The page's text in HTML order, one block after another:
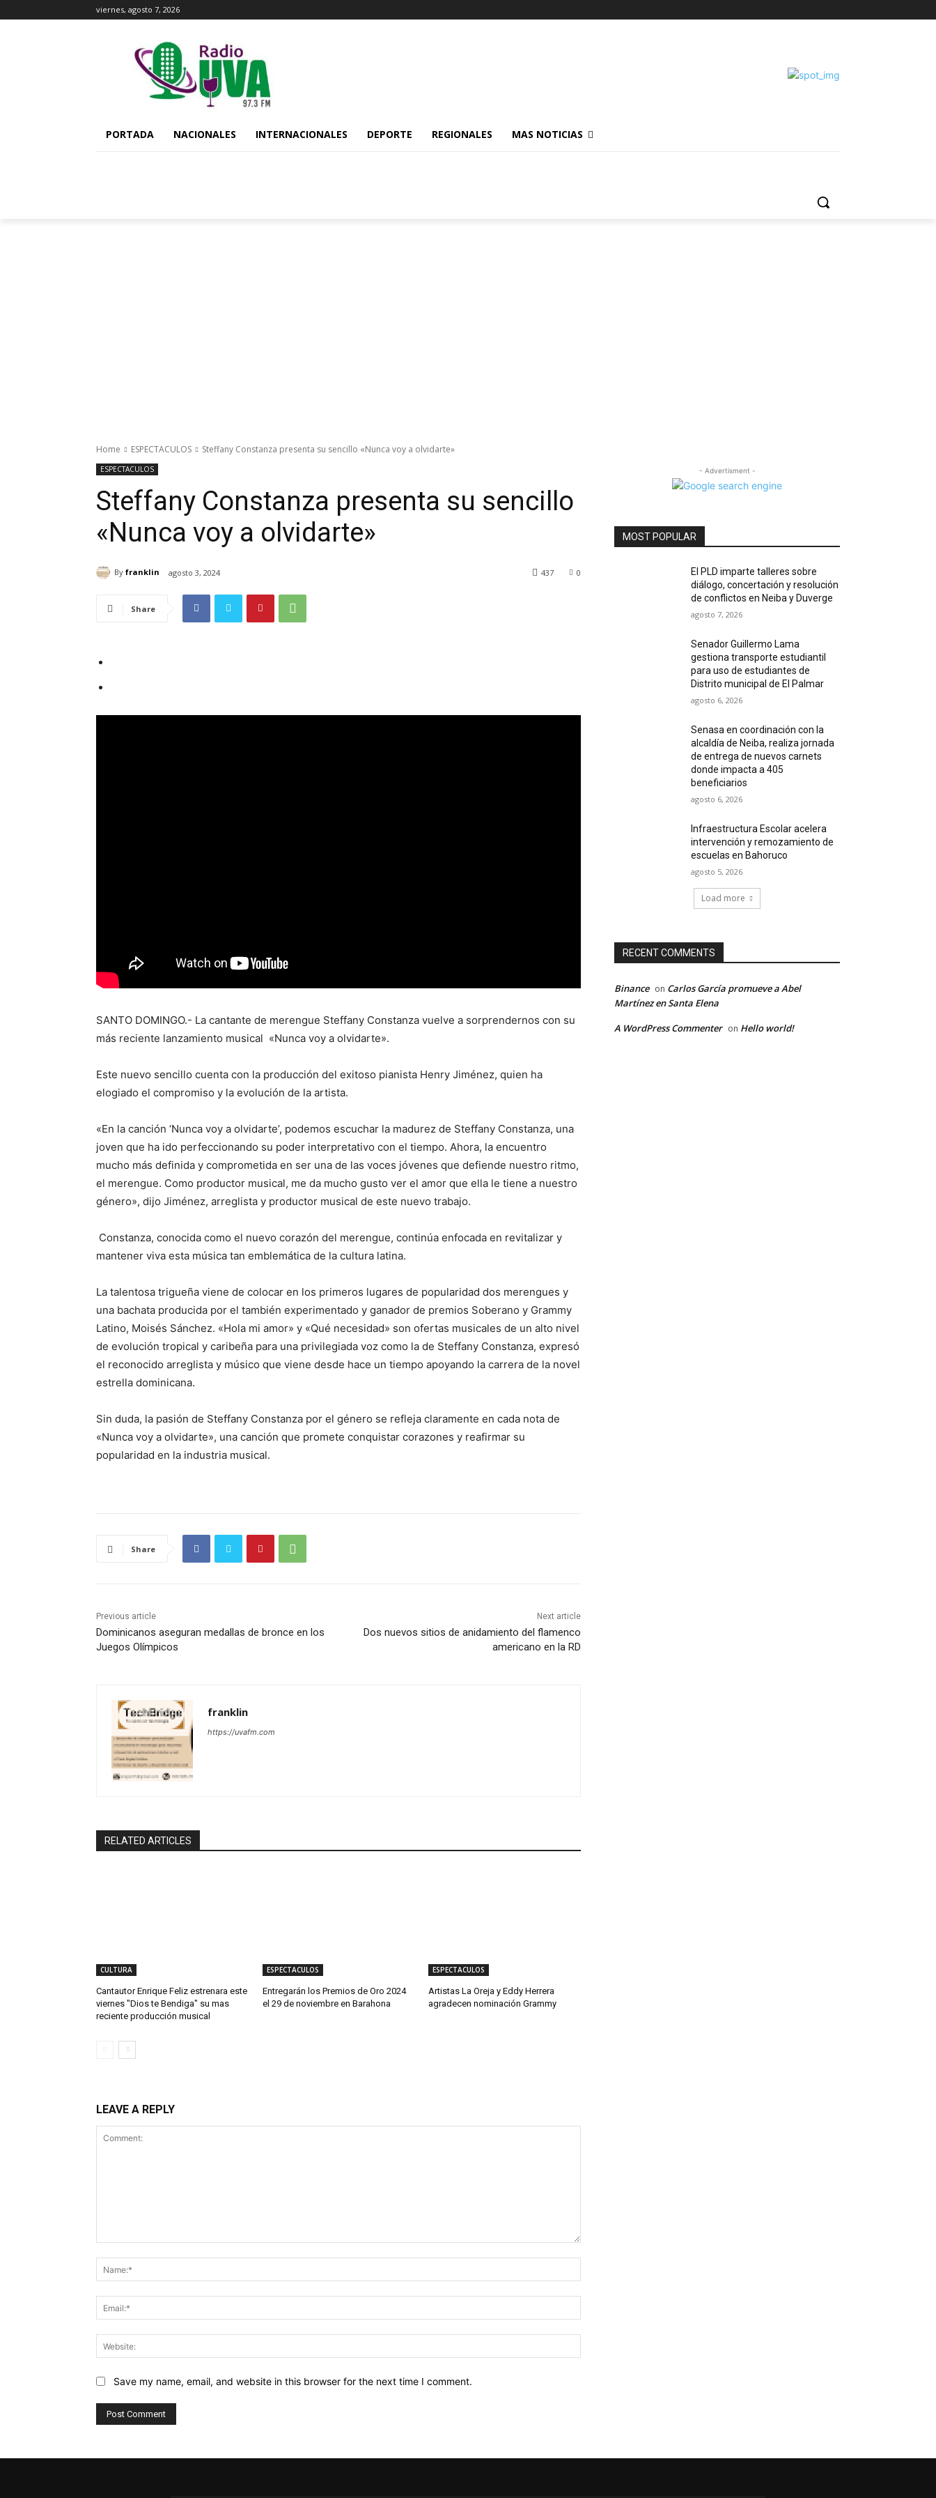
viernes, agosto 7, 2026
PORTADA NACIONALES INTERNACIONALES DEPORTE REGIONALES MAS NOTICIAS
Home ESPECTACULOS Steffany Constanza presenta su sencillo «Nunca voy a olvidarte»
ESPECTACULOS
Steffany Constanza presenta su sencillo
«Nunca voy a olvidarte»
By franklin agosto 3, 2024 0
437
Share
SANTO DOMINGO.- La cantante de merengue Steffany Constanza vuelve a sorprendernos con su
más reciente lanzamiento musical «Nunca voy a olvidarte».
Este nuevo sencillo cuenta con la producción del exitoso pianista Henry Jiménez, quien ha
elogiado el compromiso y la evolución de la artista.
«En la canción ‘Nunca voy a olvidarte’, podemos escuchar la madurez de Steffany Constanza, una
joven que ha ido perfeccionando su poder interpretativo con el tiempo. Ahora, la encuentro
mucho más definida y comprometida en ser una de las voces jóvenes que defiende nuestro ritmo,
el merengue. Como productor musical, me da mucho gusto ver el amor que ella le tiene a nuestro
género», dijo Jiménez, arreglista y productor musical de este nuevo trabajo.
Constanza, conocida como el nuevo corazón del merengue, continúa enfocada en revitalizar y
mantener viva esta música tan emblemática de la cultura latina.
La talentosa trigueña viene de colocar en los primeros lugares de popularidad dos merengues y
una bachata producida por el también experimentado y ganador de premios Soberano y Grammy
Latino, Moisés Sánchez. «Hola mi amor» y «Qué necesidad» son ofertas musicales de un alto nivel
de evolución tropical y caribeña para una privilegiada voz como la de Steffany Constanza, expresó
el reconocido arreglista y músico que viene desde hace un tiempo apoyando la carrera de la novel
estrella dominicana.
Sin duda, la pasión de Steffany Constanza por el género se refleja claramente en cada nota de
«Nunca voy a olvidarte», una canción que promete conquistar corazones y reafirmar su
popularidad en la industria musical.
Share
Previous article
Dominicanos aseguran medallas de bronce en los
Juegos Olímpicos
Next article
Dos nuevos sitios de anidamiento del flamenco
americano en la RD
franklin
https://uvafm.com
RELATED ARTICLES
CULTURA
Cantautor Enrique Feliz estrenara este
viernes "Dios te Bendiga" su mas
reciente producción musical
ESPECTACULOS
Entregarán los Premios de Oro 2024
el 29 de noviembre en Barahona
ESPECTACULOS
Artistas La Oreja y Eddy Herrera
agradecen nominación Grammy
LEAVE A REPLY
Save my name, email, and website in this browser for the next time I comment.
- Advertisment -
MOST POPULAR
El PLD imparte talleres sobre
diálogo, concertación y resolución
de conflictos en Neiba y Duverge
agosto 7, 2026
Senador Guillermo Lama
gestiona transporte estudiantil
para uso de estudiantes de
Distrito municipal de El Palmar
agosto 6, 2026
Senasa en coordinación con la
alcaldía de Neiba, realiza jornada
de entrega de nuevos carnets
donde impacta a 405
beneficiarios
agosto 6, 2026
Infraestructura Escolar acelera
intervención y remozamiento de
escuelas en Bahoruco
agosto 5, 2026
Load more
RECENT COMMENTS
Binance on Carlos García promueve a Abel
Martínez en Santa Elena
A WordPress Commenter on Hello world!